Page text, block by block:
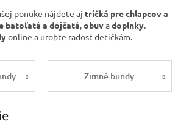
ponuke nájdete aj tričká pre chlapcov a
batoľatá a dojčatá,obuvadoplnky.
online a urobte radosť detičkám.
Zimné bundy